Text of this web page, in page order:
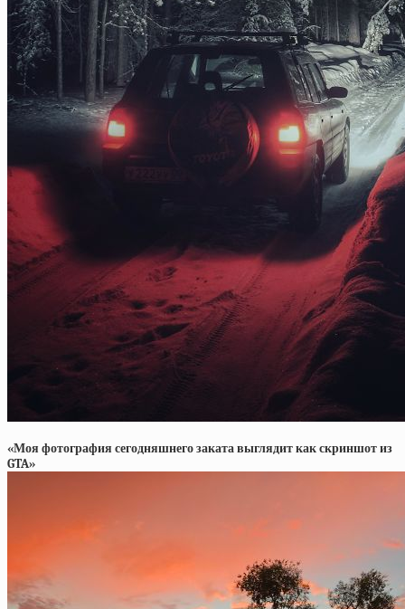
«Моя фотография сегодняшнего заката выглядит как скриншот из
GTA»